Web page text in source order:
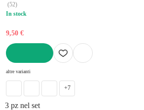
(52)
In stock
9,50 €
altre varianti
+7
3 pz nel set